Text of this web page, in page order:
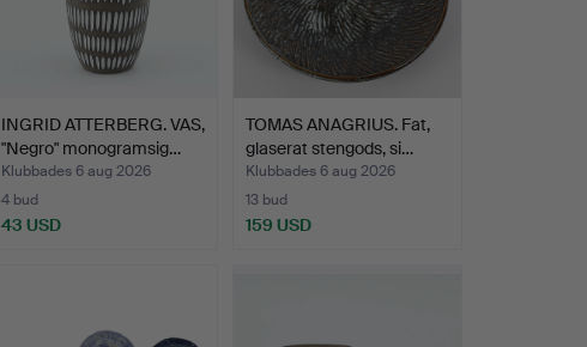
INGRID ATTERBERG. VAS,
"Negro" monogramsig…
Klubbades 6 aug 2026
4 bud
43 USD
TOMAS ANAGRIUS. Fat,
glaserat stengods, si…
Klubbades 6 aug 2026
13 bud
159 USD